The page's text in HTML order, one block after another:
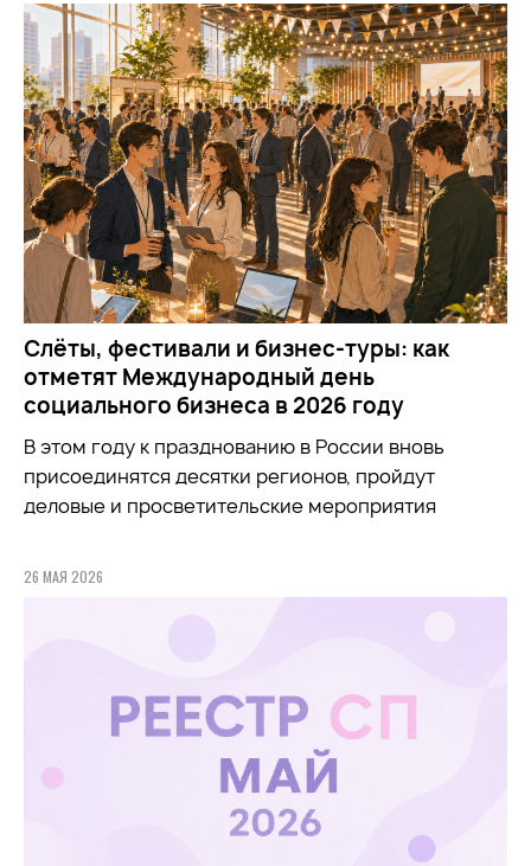
Слёты, фестивали и бизнес-туры: как
отметят Международный день
социального бизнеса в 2026 году
В этом году к празднованию в России вновь
присоединятся десятки регионов, пройдут
деловые и просветительские мероприятия
26 МАЯ 2026